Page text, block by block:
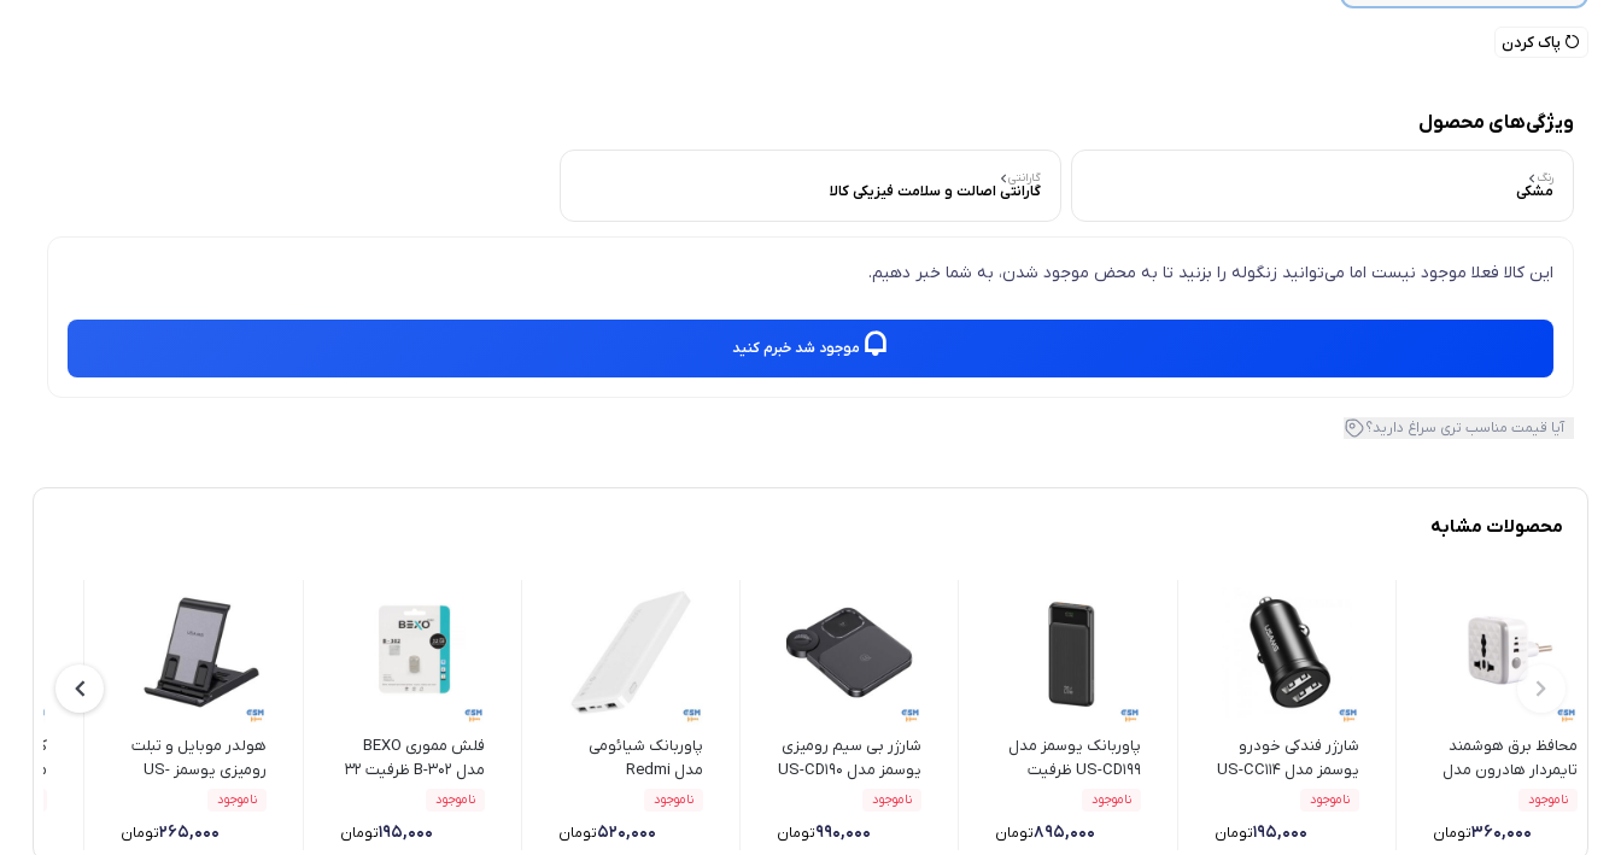
پاک کردن
ویژگی‌های محصول
رنگ
مشکی
گارانتی
گارانتی اصالت و سلامت فیزیکی کالا
این کالا فعلا موجود نیست اما می‌توانید زنگوله را بزنید تا به محض موجود شدن، به شما خبر دهیم.
موجود شد خبرم کنید
آیا قیمت مناسب تری سراغ دارید؟
محصولات مشابه
محافظ برق هوشمند
تایمردار هادرون مدل
P102
ناموجود
۳۶۰,۰۰۰تومان
شارژر فندکی خودرو
یوسمز مدل US-CC114
ناموجود
۱۹۵,۰۰۰تومان
پاوربانک یوسمز مدل
US-CD199 ظرفیت
20000 میلی آمپر ساعت
ناموجود
۸۹۵,۰۰۰تومان
شارژر بی سیم رومیزی
یوسمز مدل US-CD190
15W
ناموجود
۹۹۰,۰۰۰تومان
پاوربانک شیائومی
مدل Redmi
به همراه کابل تبدیل
ناموجود
۵۲۰,۰۰۰تومان
فلش مموری BEXO
مدل B-302 ظرفیت 32
گیگابایت
ناموجود
۱۹۵,۰۰۰تومان
هولدر موبایل و تبلت
رومیزی یوسمز US-
ZJ073
ناموجود
۲۶۵,۰۰۰تومان
کیف
مدل US-YD012